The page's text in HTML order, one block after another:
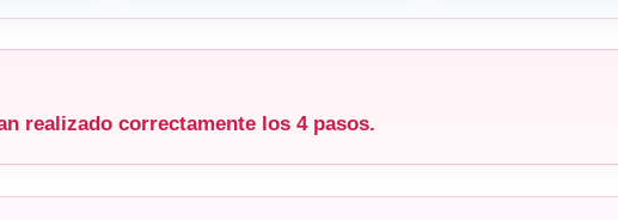
realizado correctamente los 4 pasos.